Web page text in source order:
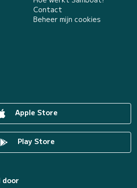
Contact
Beheer mijn cookies
Apple Store
Play Store
door